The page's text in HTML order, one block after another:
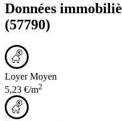
Données
(57790)
Loyer Moyen
5,23 €/m2